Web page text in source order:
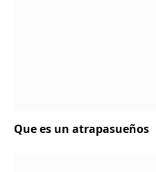
Que es un atrapasueños